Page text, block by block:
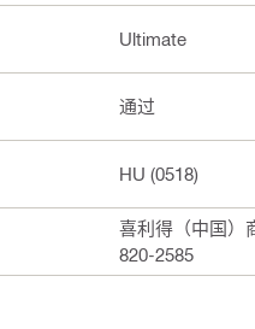
Ultimate
通过
HU (0518)
喜利得（中国）
820-2585